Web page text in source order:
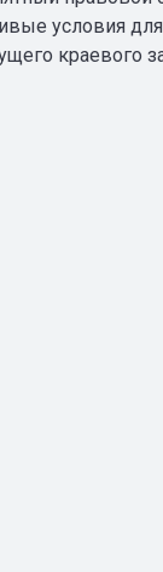
условия
краевого